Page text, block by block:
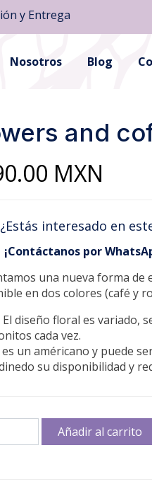
y Entrega
Nosotros Blog
and
MXN
¿Estás interesado en
¡Contáctanos por
una nueva forma de
en dos colores (café y
El diseño floral es variado,
cada vez.
es un américano y puede
su disponibilidad y
Añadir al carrito